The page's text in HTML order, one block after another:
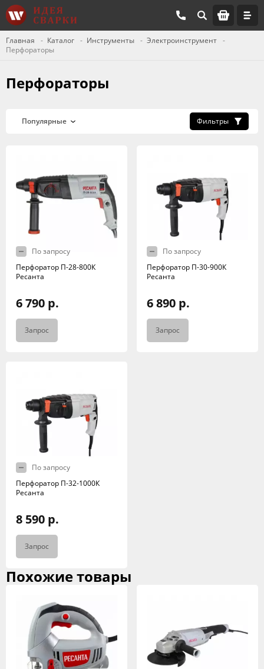
Главная Каталог Инструменты
Электроинструмент
Перфораторы
Перфораторы
Фильтры
По запросу
Перфоратор П-28-800К
Ресанта
6 790 р.
Запрос
По запросу
Перфоратор П-30-900К
Ресанта
6 890 р.
Запрос
По запросу
Перфоратор П-32-1000К
Ресанта
8 590 р.
Запрос
Похожие товары